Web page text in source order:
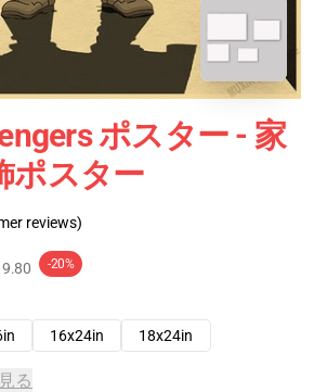
ポスター - 家
ポスター
reviews)
-20%
16x24in 18x24in
る